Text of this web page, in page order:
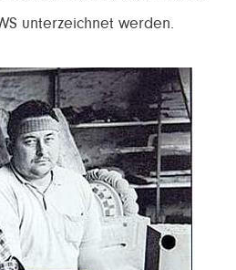
unterzeichnet werden.